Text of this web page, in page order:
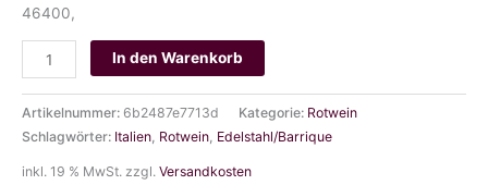
46400,
Trefilari
Primitivo
Menge
In den Warenkorb
Artikelnummer: 6b2487e7713d Kategorie: Rotwein
Schlagwörter: Italien Rotwein Edelstahl/Barrique
inkl. 19 % MwSt. zzgl. Versandkosten